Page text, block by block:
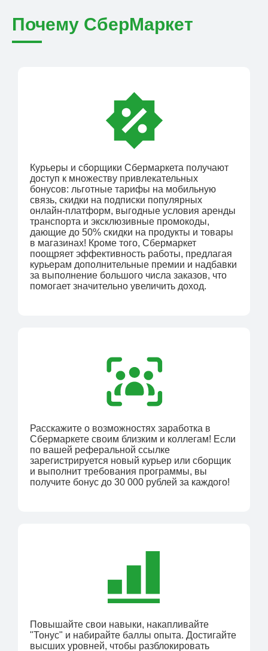
Почему СберМаркет
Курьеры и сборщики Сбермаркета получают
доступ к множеству привлекательных
бонусов: льготные тарифы на мобильную
связь, скидки на подписки популярных
онлайн-платформ, выгодные условия аренды
транспорта и эксклюзивные промокоды,
дающие до 50% скидки на продукты и товары
в магазинах! Кроме того, Сбермаркет
поощряет эффективность работы, предлагая
курьерам дополнительные премии и надбавки
за выполнение большого числа заказов, что
помогает значительно увеличить доход.
Расскажите о возможностях заработка в
Сбермаркете своим близким и коллегам! Если
по вашей реферальной ссылке
зарегистрируется новый курьер или сборщик
и выполнит требования программы, вы
получите бонус до 30 000 рублей за каждого!
Повышайте свои навыки, накапливайте
"Тонус" и набирайте баллы опыта. Достигайте
высших уровней, чтобы разблокировать